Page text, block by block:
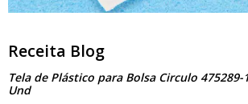
Receita Blog
Tela de Plástico para Bolsa Circulo 475289-
Und